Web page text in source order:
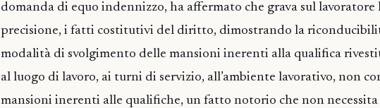
domanda di equo indennizzo, ha affermato che grava sul lavoratore
precisione, i fatti costitutivi del diritto, dimostrando la
modalità di svolgimento delle mansioni inerenti alla qualifica
al luogo di lavoro, ai turni di servizio, all’ambiente lavorativo, non
mansioni inerenti alle qualifiche, un fatto notorio che non necessita